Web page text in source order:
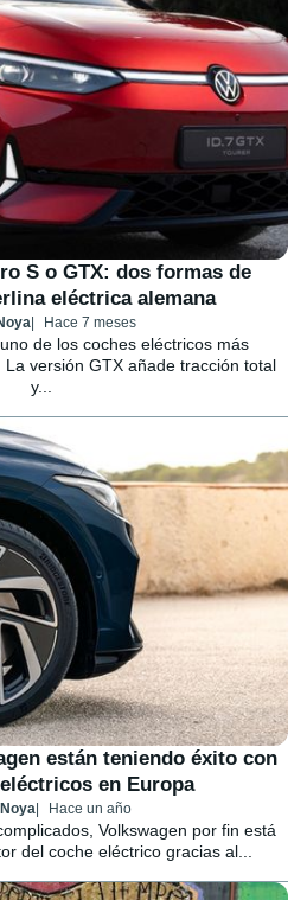
S o GTX: dos formas de
eléctrica alemana
Hace 7 meses
de los coches eléctricos más
versión GTX añade tracción total
y...
están teniendo éxito con
en Europa
Hace un año
Volkswagen por fin está
del coche eléctrico gracias al...